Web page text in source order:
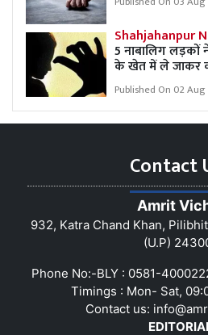
Shahjahanpur
5 नाबालिग लड़कों
के खेत में ले जाकर
Published On 02 Aug
Contact
Amrit
932, Katra Chand Khan,
(U.P)
Phone No:-BLY : 0581-
Timings : Mon- Sat,
Contact us: